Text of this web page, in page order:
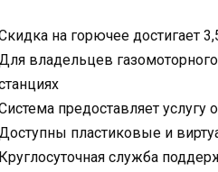
на горючее достигает
владельцев
предоставляет
пластиковые и
Круглосуточная служба